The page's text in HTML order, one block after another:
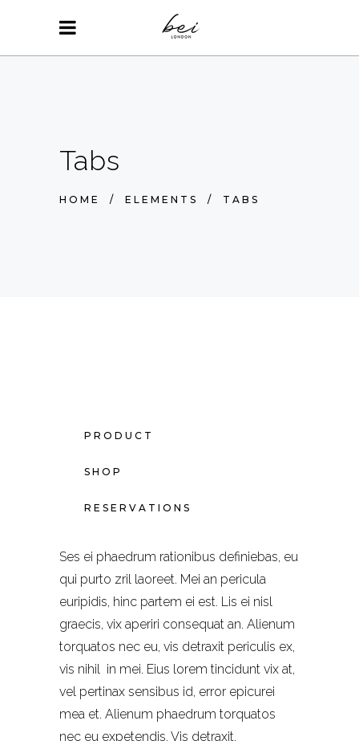
Tabs
HOME / ELEMENTS / TABS
PRODUCT
SHOP
RESERVATIONS
Ses ei phaedrum rationibus definiebas, eu
qui purto zril laoreet. Mei an pericula
euripidis, hinc partem ei est. Lis ei nisl
graecis, vix aperiri consequat an. Alienum
torquatos nec eu, vis detraxit periculis ex,
vis nihil in mei. Eius lorem tincidunt vix at,
vel pertinax sensibus id, error epicurei
mea et. Alienum phaedrum torquatos
nec eu expetendis. Vis detraxit.